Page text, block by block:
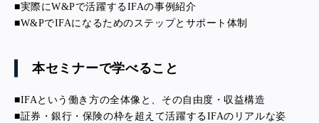
■実際にW&Pで活躍するIFAの事例紹介
■W&PでIFAになるためのステップとサポート体制
本セミナーで学べること
■IFAという働き方の全体像と、その自由度・収益構造
■証券・銀行・保険の枠を超えて活躍するIFAのリアルな姿